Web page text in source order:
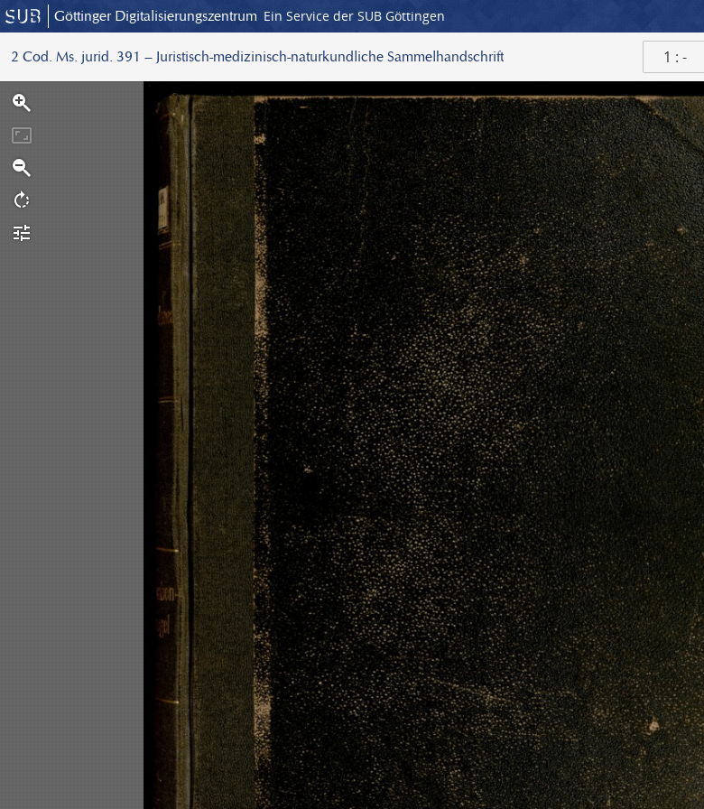
Göttinger Digitalisierungszentrum Ein Service der SUB Göttingen
2 Cod. Ms. jurid. 391 – Juristisch-medizinisch-naturkundliche Sammelhandschrift 1 : -